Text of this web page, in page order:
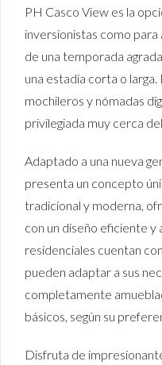
PH Casco View es la
inversionistas como
de una temporada
una estadía corta o
mochileros y nómadas
privilegiada muy cerca
Adaptado a una nueva
presenta un concepto
tradicional y moderna,
con un diseño eficiente y
residenciales cuentan
pueden adaptar a sus
completamente
básicos, según su
Disfruta de